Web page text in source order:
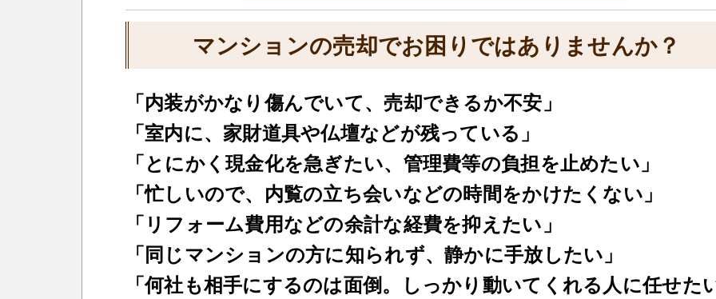
マンションの売却でお困りではありませんか？
「内装がかなり傷んでいて、売却できるか不安」
「室内に、家財道具や仏壇などが残っている」
「とにかく現金化を急ぎたい、管理費等の負担を止めたい」
「忙しいので、内覧の立ち会いなどの時間をかけたくない」
「リフォーム費用などの余計な経費を抑えたい」
「同じマンションの方に知られず、静かに手放したい」
「何社も相手にするのは面倒。しっかり動いてくれる人に任せた